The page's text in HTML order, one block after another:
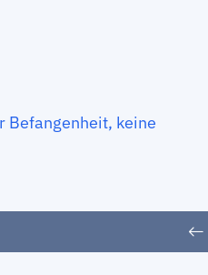
Befangenheit, keine